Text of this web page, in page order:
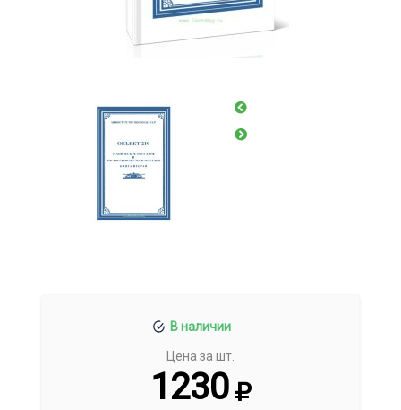
В наличии
Цена за шт.
1230